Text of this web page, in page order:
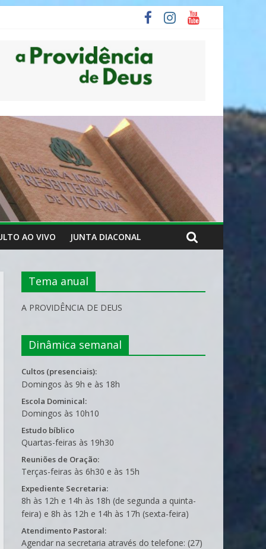
AO VIVO JUNTA DIACONAL
Tema anual
A PROVIDÊNCIA DE DEUS
Dinâmica semanal
Cultos (presenciais):
Domingos às 9h e às 18h
Escola Dominical:
Domingos às 10h10
Estudo bíblico
Quartas-feiras às 19h30
Reuniões de Oração:
Terças-feiras às 6h30 e às 15h
Expediente Secretaria:
8h às 12h e 14h às 18h (de segunda a quinta-
feira) e 8h às 12h e 14h às 17h (sexta-feira)
Atendimento Pastoral:
Agendar na secretaria através do telefone: (27)